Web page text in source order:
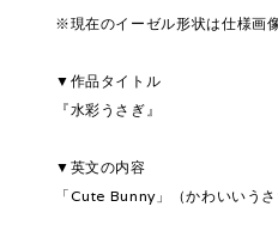
※現在のイーゼル形状は仕様画
▼作品タイトル
『水彩うさぎ』
▼英文の内容
「Cute Bunny」（かわいいうさ